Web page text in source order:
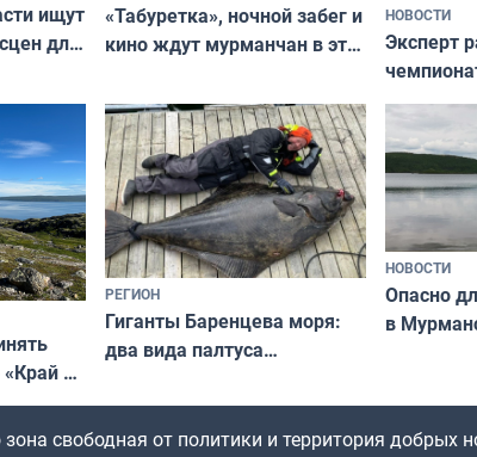
ищут
для
фильме
«Табуретка», ночной забег и
кино ждут мурманчан в эти
НОВОСТИ
Эксперт
области
у
РЕГИОН
Гиганты Баренцева моря:
два вида палтуса
НОВОСТИ
Опасно
в
свободная от политики и территория